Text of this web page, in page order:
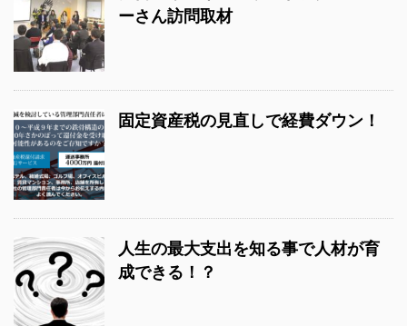
ーさん訪問取材
固定資産税の見直しで経費ダウン！
人生の最大支出を知る事で人材が育
成できる！？